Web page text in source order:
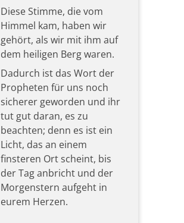
Diese Stimme, die vom
Himmel kam, haben wir
gehört, als wir mit ihm auf
dem heiligen Berg waren.
Dadurch ist das Wort der
Propheten für uns noch
sicherer geworden und ihr
tut gut daran, es zu
beachten; denn es ist ein
Licht, das an einem
finsteren Ort scheint, bis
der Tag anbricht und der
Morgenstern aufgeht in
eurem Herzen.